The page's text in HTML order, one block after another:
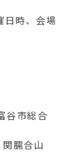
日時、会場
谷市総合
合山